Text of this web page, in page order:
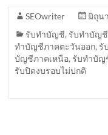
SEOwriter
มิถุน
รับทำบัญชี, รับทำบัญ
ทำบัญชีภาคตะวันออก, รั
บัญชีภาคเหนือ, รับทำบัญ
รับปิดงบรอบไม่ปกติ